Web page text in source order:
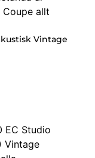
Vintage